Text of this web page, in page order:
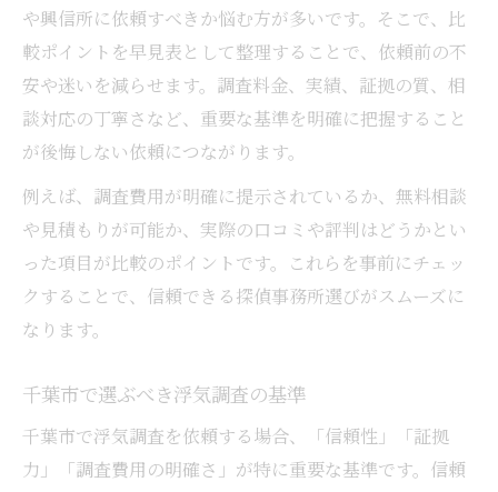
や興信所に依頼すべきか悩む方が多いです。そこで、比
較ポイントを早見表として整理することで、依頼前の不
安や迷いを減らせます。調査料金、実績、証拠の質、相
談対応の丁寧さなど、重要な基準を明確に把握すること
が後悔しない依頼につながります。
例えば、調査費用が明確に提示されているか、無料相談
や見積もりが可能か、実際の口コミや評判はどうかとい
った項目が比較のポイントです。これらを事前にチェッ
クすることで、信頼できる探偵事務所選びがスムーズに
なります。
千葉市で選ぶべき浮気調査の基準
千葉市で浮気調査を依頼する場合、「信頼性」「証拠
力」「調査費用の明確さ」が特に重要な基準です。信頼